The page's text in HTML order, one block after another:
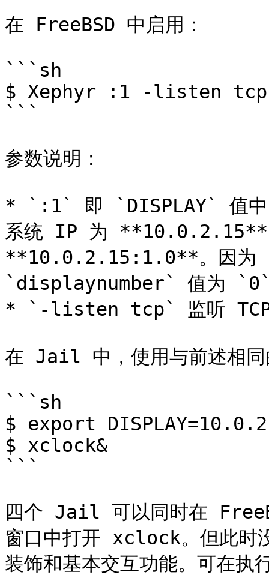
在 FreeBSD 中启用：
```sh
$ Xephyr :1 -listen tcp
```
参数说明：
* `:1` 即 `DISPLAY` 值中
系统 IP 为 **10.0.2.15**
**10.0.2.15:1.0**。因为
`displaynumber` 值为
* `-listen tcp` 监听 TCP
在 Jail 中，使用与前述相同
```sh
$ export
$ xclock&
```
四个 Jail 可以同时在
窗口中打开 xclock。但此时
装饰和基本交互功能。可在